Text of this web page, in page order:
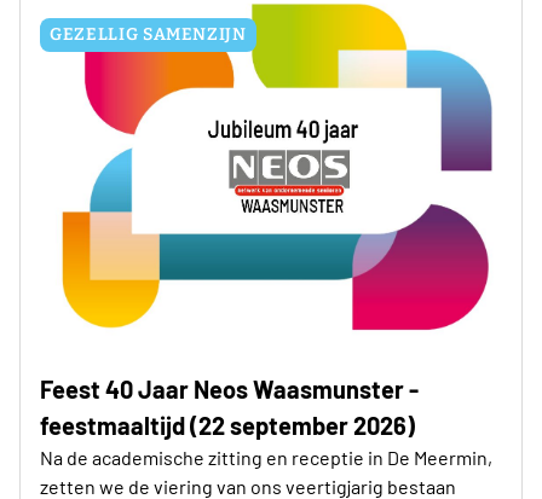
GEZELLIG SAMENZIJN
Feest 40 Jaar Neos Waasmunster -
feestmaaltijd (22 september 2026)
Na de academische zitting en receptie in De Meermin,
zetten we de viering van ons veertigjarig bestaan